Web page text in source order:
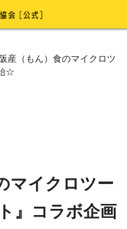
産（もん）食のマイクロツ
☆
マイクロツー
』コラボ企画